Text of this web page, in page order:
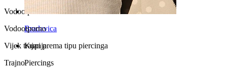
Bradavica
Kupi prema tipu piercinga
Piercings
Vodootpornost
Vodootporno
Vijek trajanja
Trajno